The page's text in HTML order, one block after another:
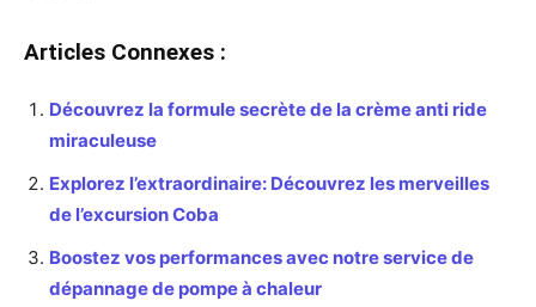
Articles Connexes :
Découvrez la formule secrète de la crème anti ride
miraculeuse
Explorez l’extraordinaire: Découvrez les merveilles
de l’excursion Coba
Boostez vos performances avec notre service de
dépannage de pompe à chaleur